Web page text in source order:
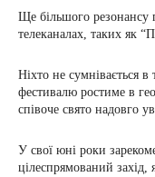
Ще більшого резонансу
телеканалах, таких як
Ніхто не сумнівається
фестивалю ростиме в
співоче свято надовго
У свої юні роки
цілеспрямований захід,